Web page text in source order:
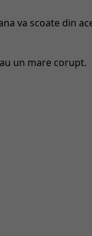
va scoate din
un mare corupt.